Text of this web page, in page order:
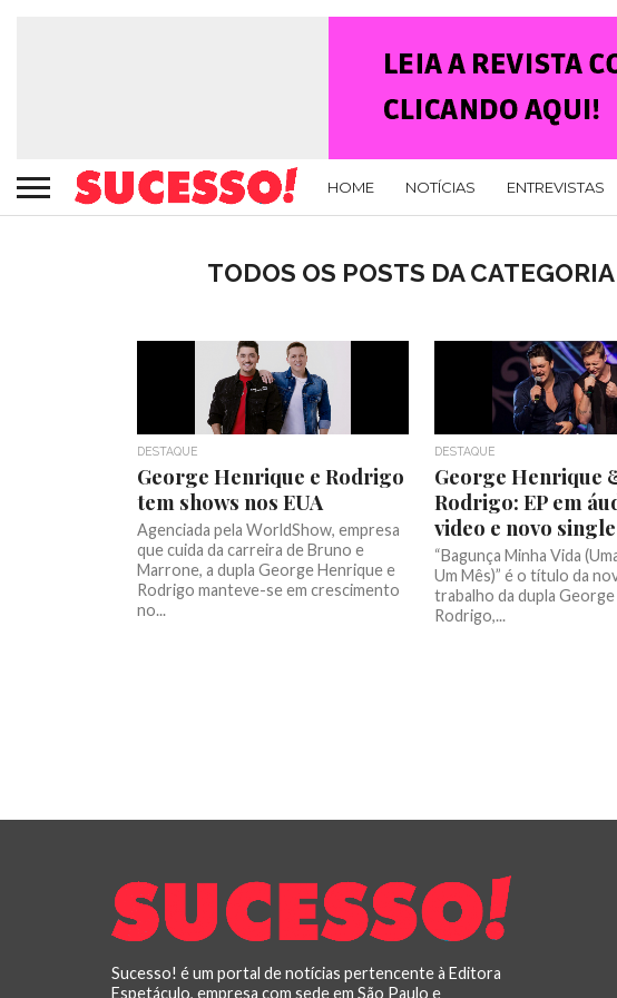
HOME NOTÍCIAS ENTREVISTAS
TODOS OS POSTS DA
DESTAQUE
George Henrique e Rodrigo
tem shows nos EUA
Agenciada pela WorldShow, empresa
que cuida da carreira de Bruno e
Marrone, a dupla George Henrique e
Rodrigo manteve-se em crescimento
no...
DESTAQUE
George Henrique
Rodrigo: EP em
video e novo single
“Bagunça Minha Vida
Um Mês)” é o título da
trabalho da dupla
Rodrigo,...
Sucesso! é um portal de notícias pertencente à Editora
Espetáculo, empresa com sede em São Paulo e